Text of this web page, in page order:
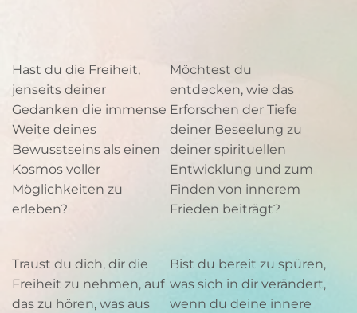
Hast du die Freiheit,
jenseits deiner
Gedanken die immense
Weite deines
Bewusstseins als einen
Kosmos voller
Möglichkeiten zu
erleben?
Möchtest du
entdecken, wie das
Erforschen der Tiefe
deiner Beseelung zu
deiner spirituellen
Entwicklung und zum
Finden von innerem
Frieden beiträgt?
Traust du dich, dir die
Freiheit zu nehmen, auf
das zu hören, was aus
Bist du bereit zu spüren,
was sich in dir verändert,
wenn du deine innere